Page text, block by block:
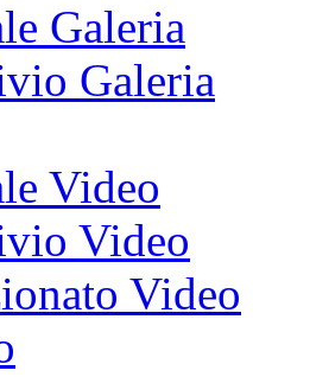
Galeria
Galeria
Video
Video
Video